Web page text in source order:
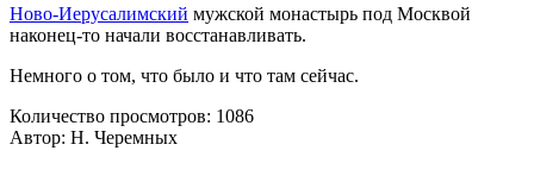
Ново-Иерусалимский мужской монастырь под Москвой
наконец-то начали восстанавливать.
Немного о том, что было и что там сейчас.
Количество просмотров: 1086
Автор: Н. Черемных